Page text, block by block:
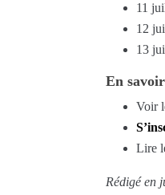
11
12
13
En
Voir
Lire
Rédigé en